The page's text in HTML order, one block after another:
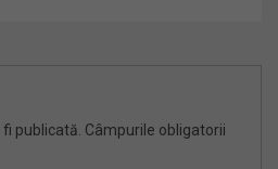
publicată. Câmpurile obligatorii